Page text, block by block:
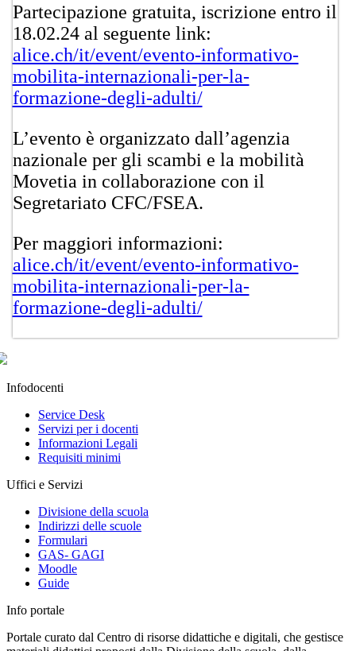
Partecipazione gratuita, iscrizione entro il
18.02.24 al seguente link:
alice.ch/it/event/evento-informativo-
mobilita-internazionali-per-la-
formazione-degli-adulti/
L’evento è organizzato dall’agenzia
nazionale per gli scambi e la mobilità
Movetia in collaborazione con il
Segretariato CFC/FSEA.
​Per maggiori informazioni:
alice.ch/it/event/evento-informativo-
mobilita-internazionali-per-la-
formazione-degli-adulti/
Infodocenti
Service Desk
Servizi per i docenti
Informazioni Legali
Requisiti minimi
Uffici e Servizi
Divisione della scuola
Indirizzi delle scuole
Formulari
GAS- GAGI
Moodle
Guide
Info portale
Portale curato dal Centro di risorse didattiche e digitali, che gestisce